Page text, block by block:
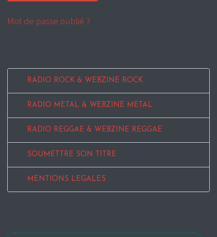
Mot de passe oublié ?
RADIO ROCK & WEBZINE ROCK
RADIO METAL & WEBZINE METAL
RADIO REGGAE & WEBZINE REGGAE
SOUMETTRE SON TITRE
MENTIONS LEGALES